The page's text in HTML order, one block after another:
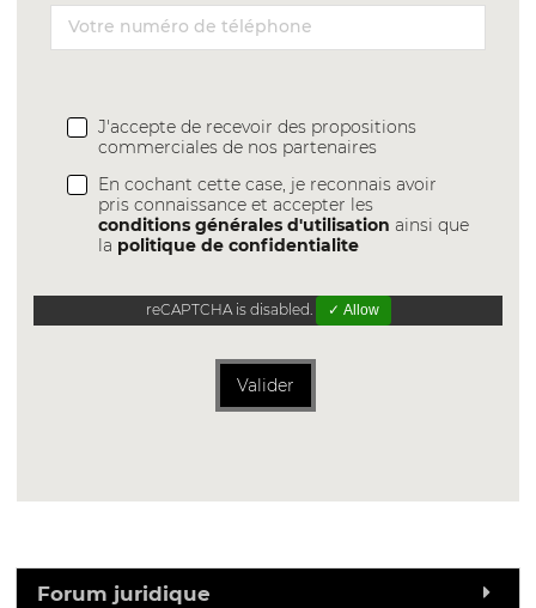
J'accepte de recevoir des propositions
commerciales de nos partenaires
En cochant cette case, je reconnais avoir
pris connaissance et accepter les
conditions générales d'utilisation ainsi que
la politique de confidentialite
reCAPTCHA is disabled. ✓ Allow
Valider
Forum juridique